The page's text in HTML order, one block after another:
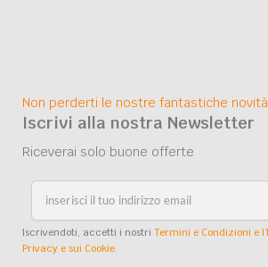
Non perderti le nostre fantastiche novità
Iscrivi alla nostra Newsletter
Riceverai solo buone offerte
Iscrivendoti, accetti i nostri Termini e Condizioni e
Privacy e sui Cookie.